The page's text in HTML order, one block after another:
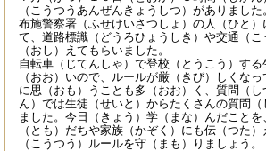
（こうつうあんぜんきょうしつ）がありました
布施警察署（ふせけいさつしょ）の人（ひと）
て、道路標識（どうろひょうしき）や交通（
（おし）えてもらいました。
自転車（じてんしゃ）で登校（とうこう）す
（おお）いので、ルールが厳（きび）しくなっ
に思（おも）うことも多（おお）く、質問（
ん）では生徒（せいと）からたくさんの質問（
ました。今日（きょう）学（まな）んだこと
（とも）だちや家族（かぞく）にも伝（つた
（こうつう）ルールを守（まも）りましょう。